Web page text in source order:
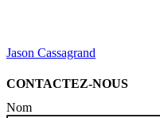
Jason Cassagrand
CONTACTEZ-NOUS
Nom